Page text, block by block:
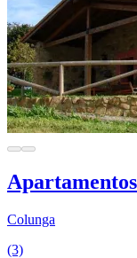
Colunga
(3)